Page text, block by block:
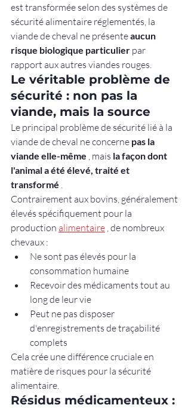
est transformée selon des systèmes de
sécurité alimentaire réglementés, la
viande de cheval ne présente aucun
risque biologique particulier par
rapport aux autres viandes rouges.
Le véritable problème de
sécurité : non pas la
viande, mais la source
Le principal problème de sécurité lié à la
viande de cheval ne concerne pas la
viande elle-même , mais la façon dont
l'animal a été élevé, traité et
transformé
Contrairement aux bovins, généralement
élevés spécifiquement pour la
production alimentaire , de nombreux
chevaux :
Ne sont pas élevés pour la
consommation humaine
Recevoir des médicaments tout au
long de leur vie
Peut ne pas disposer
d'enregistrements de traçabilité
complets
Cela crée une différence cruciale en
matière de risques pour la sécurité
alimentaire.
Résidus médicamenteux :